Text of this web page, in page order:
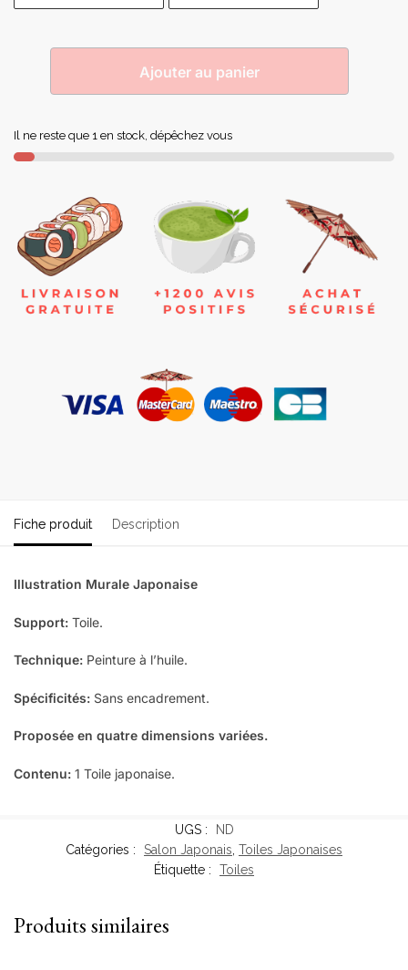
Ajouter au panier
Il ne reste que 1 en stock, dépêchez vous
Fiche produit Description
Illustration Murale Japonaise
Support: Toile.
Technique: Peinture à l’huile.
Spécificités: Sans encadrement.
Proposée en quatre dimensions variées.
Contenu: 1 Toile japonaise.
UGS :
ND
Catégories :
Salon Japonais Toiles Japonaises
Étiquette :
Toiles
Produits similaires